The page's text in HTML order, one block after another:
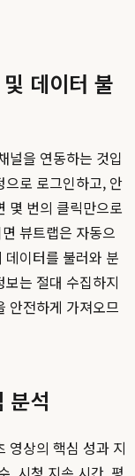
데이터 불
널을 연동하는 것입
으로 로그인하고, 안
몇 번의 클릭만으로
뷰트랩은 자동으
이터를 불러와 분
는 절대 수집하지
안전하게 가져오므
분석
영상의 핵심 성과 지